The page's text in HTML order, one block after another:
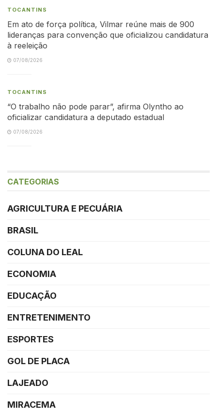
TOCANTINS
Em ato de força política, Vilmar reúne mais de 900
lideranças para convenção que oficializou candidatura
à reeleição
07/08/2026
TOCANTINS
“O trabalho não pode parar”, afirma Olyntho ao
oficializar candidatura a deputado estadual
07/08/2026
CATEGORIAS
AGRICULTURA E PECUÁRIA
BRASIL
COLUNA DO LEAL
ECONOMIA
EDUCAÇÃO
ENTRETENIMENTO
ESPORTES
GOL DE PLACA
LAJEADO
MIRACEMA